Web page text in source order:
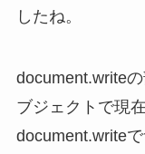
したね。
document.write
ブジェクトで現
document.write